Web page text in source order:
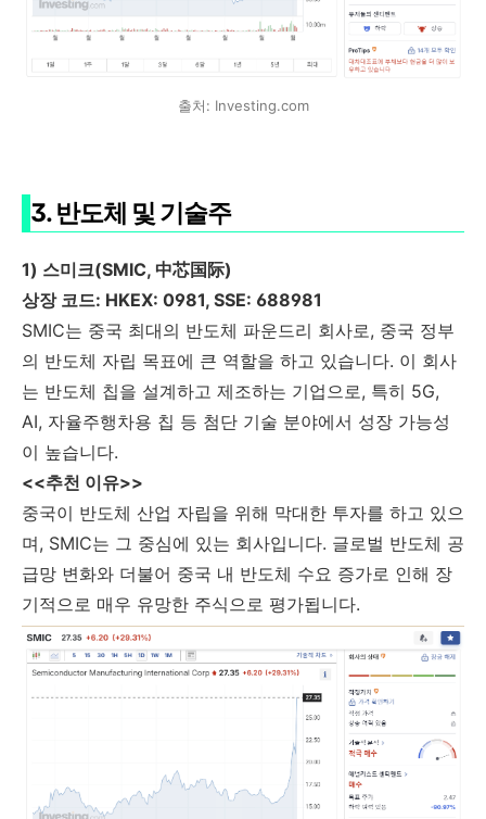
출처: Investing.com
3. 반도체 및 기술주
1) 스미크(SMIC, 中芯国际)
상장 코드: HKEX: 0981, SSE: 688981
SMIC는 중국 최대의 반도체 파운드리 회사로, 중국 정부
의 반도체 자립 목표에 큰 역할을 하고 있습니다. 이 회사
는 반도체 칩을 설계하고 제조하는 기업으로, 특히 5G,
AI, 자율주행차용 칩 등 첨단 기술 분야에서 성장 가능성
이 높습니다.
<<추천 이유>>
중국이 반도체 산업 자립을 위해 막대한 투자를 하고 있으
며, SMIC는 그 중심에 있는 회사입니다. 글로벌 반도체 공
급망 변화와 더불어 중국 내 반도체 수요 증가로 인해 장
기적으로 매우 유망한 주식으로 평가됩니다.